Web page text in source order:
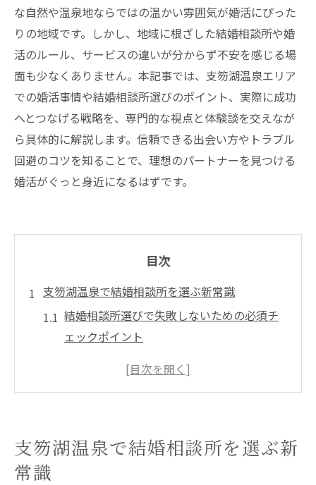
な自然や温泉地ならではの温かい雰囲気が婚活にぴった
りの地域です。しかし、地域に根ざした結婚相談所や婚
活のルール、サービスの違いが分からず不安を感じる場
面も少なくありません。本記事では、支笏湖温泉エリア
での婚活事情や結婚相談所選びのポイント、実際に成功
へとつなげる戦略を、専門的な視点と体験談を交えなが
ら具体的に解説します。信頼できる出会い方やトラブル
回避のコツを知ることで、理想のパートナーを見つける
婚活がぐっと身近になるはずです。
目次
支笏湖温泉で結婚相談所を選ぶ新常識
結婚相談所選びで失敗しないための必須チ
ェックポイント
支笏湖温泉エリアの結婚相談所の特徴と強
結婚相談所の利用を始める前に知っておき
支笏湖温泉で結婚相談所を選ぶ新
常識